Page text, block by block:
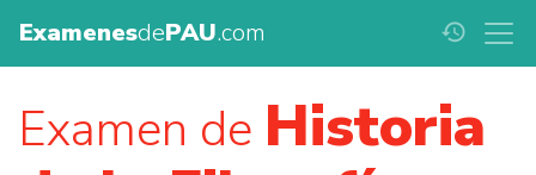
ExamenesdePAU.com history
Examen de Historia